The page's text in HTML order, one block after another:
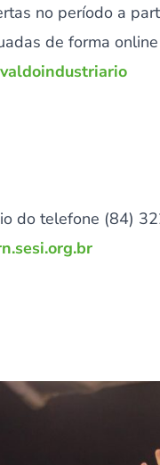
no período a
de forma
do telefone (84)